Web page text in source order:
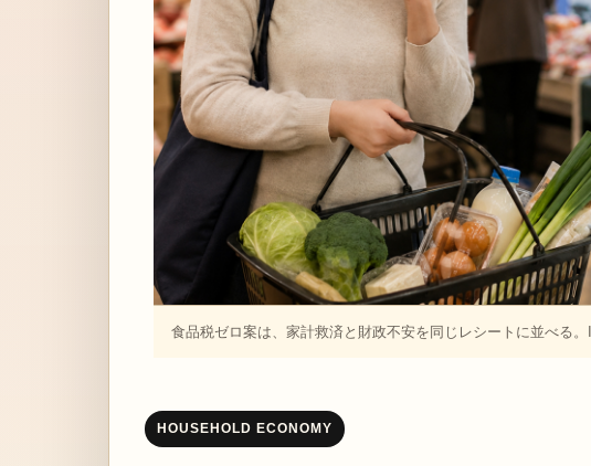
食品税ゼロ案は、家計救済と財政不安を同じレシートに並べる
HOUSEHOLD ECONOMY